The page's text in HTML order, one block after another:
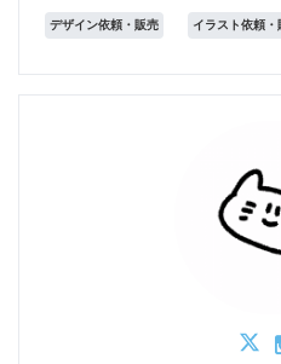
デザイン依頼・販売 イラスト依頼・